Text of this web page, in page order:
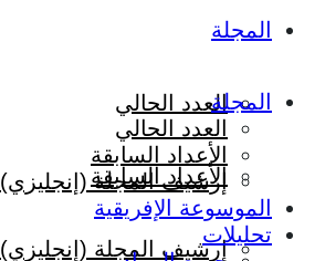
المجلة
العدد الحالي
الأعداد السابقة
إرشيف المجلة (إنجليزي)
المجلة
العدد الحالي
الأعداد السابقة
إرشيف المجلة (إنجليزي)
الموسوعة الإفريقية
تحليلات